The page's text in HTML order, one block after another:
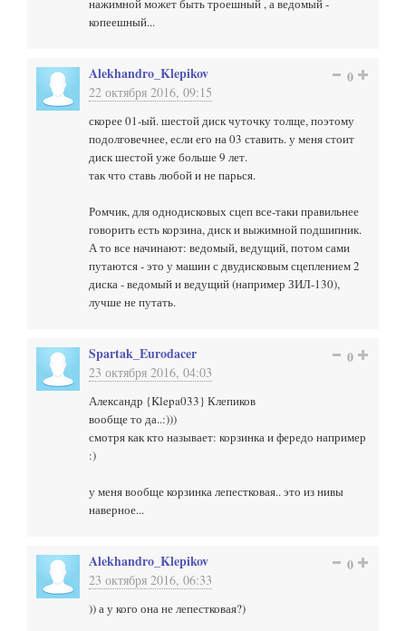
нажимной может быть троешный , а ведомый -
копеешный...
Alekhandro_Klepikov
22 октября 2016, 09:15
0
скорее 01-ый. шестой диск чуточку толще, поэтому
подолговечнее, если его на 03 ставить. у меня стоит
диск шестой уже больше 9 лет.
так что ставь любой и не парься.
Ромчик, для однодисковых сцеп все-таки правильнее
говорить есть корзина, диск и выжимной подшипник.
А то все начинают: ведомый, ведущий, потом сами
путаются - это у машин с двудисковым сцеплением 2
диска - ведомый и ведущий (например ЗИЛ-130),
лучше не путать.
Spartak_Eurodacer
23 октября 2016, 04:03
0
Александр {Klepa033} Клепиков
вообще то да..:)))
смотря как кто называет: корзинка и фередо например
:)
у меня вообще корзинка лепестковая.. это из нивы
наверное...
Alekhandro_Klepikov
23 октября 2016, 06:33
0
)) а у кого она не лепестковая?)